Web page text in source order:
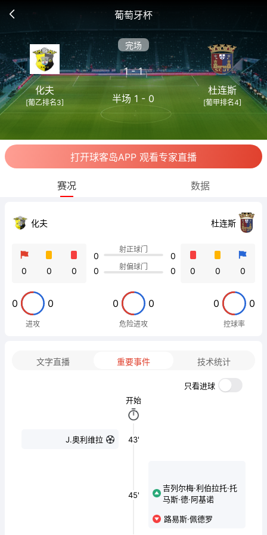
葡萄牙杯
化夫
[葡乙排名3]
完场
1 - 1
半场 1 - 0
杜连斯
[葡甲排名4]
打开球客岛APP 观看专家直播
赛况 数据
化夫 杜连斯
0 0 0
0
0
射正球门
射偏球门
0
0
0 0 0
0 0
进攻
0 0
危险进攻
0 0
控球率
文字直播 重要事件 技术统计
只看进球
开始
J.奥利维拉 43'
45'
吉列尔梅·利伯拉托·托
马斯·德·阿基诺
路易斯·佩德罗